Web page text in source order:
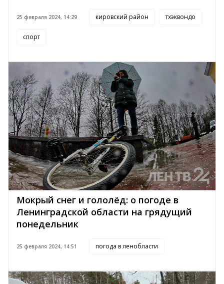
25 февраля 2024, 14:29 кировский район тхэквондо
спорт
Мокрый снег и гололёд: о погоде в
Ленинградской области на грядущий
понедельник
25 февраля 2024, 14:51 погода в ленобласти